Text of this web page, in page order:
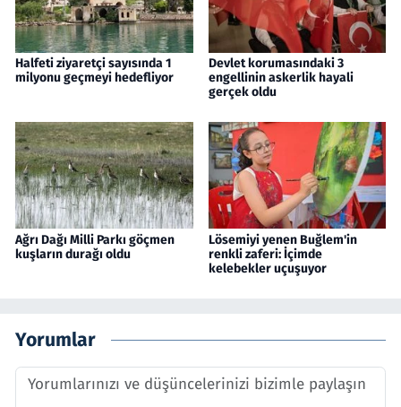
Halfeti ziyaretçi sayısında 1
milyonu geçmeyi hedefliyor
Devlet korumasındaki 3
engellinin askerlik hayali
gerçek oldu
Ağrı Dağı Milli Parkı göçmen
kuşların durağı oldu
Lösemiyi yenen Buğlem'in
renkli zaferi: İçimde
kelebekler uçuşuyor
Yorumlar